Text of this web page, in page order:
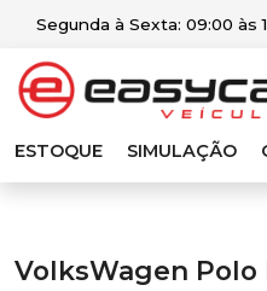
Segunda à Sexta: 09:00 às
ESTOQUE SIMULAÇÃO
VolksWagen Polo